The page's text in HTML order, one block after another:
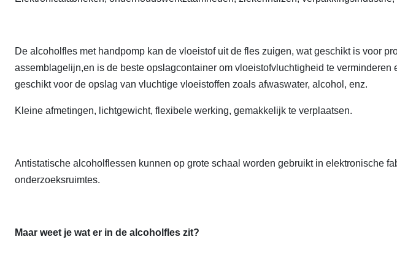
De alcoholfles met handpomp kan de vloeistof uit de fles zuigen, wat geschikt is voor
assemblagelijn,en is de beste opslagcontainer om vloeistofvluchtigheid te verminderen
geschikt voor de opslag van vluchtige vloeistoffen zoals afwaswater, alcohol, enz.
Kleine afmetingen, lichtgewicht, flexibele werking, gemakkelijk te verplaatsen.
Antistatische alcoholflessen kunnen op grote schaal worden gebruikt in elektronische
onderzoeksruimtes.
Maar weet je wat er in de alcoholfles zit?